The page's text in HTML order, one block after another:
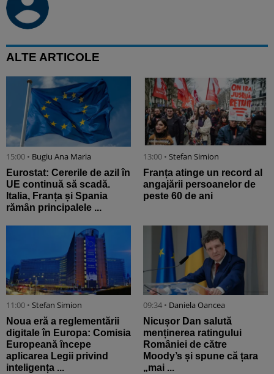
ALTE ARTICOLE
15:00 • Bugiu ⁠Ana Maria
Eurostat: Cererile de azil în
UE continuă să scadă.
Italia, Franța și Spania
rămân principalele ...
13:00 • Stefan Simion
Franța atinge un record al
angajării persoanelor de
peste 60 de ani
11:00 • Stefan Simion
Noua eră a reglementării
digitale în Europa: Comisia
Europeană începe
aplicarea Legii privind
inteligența ...
09:34 • Daniela Oancea
Nicușor Dan salută
menținerea ratingului
României de către
Moody’s și spune că țara
„mai ...